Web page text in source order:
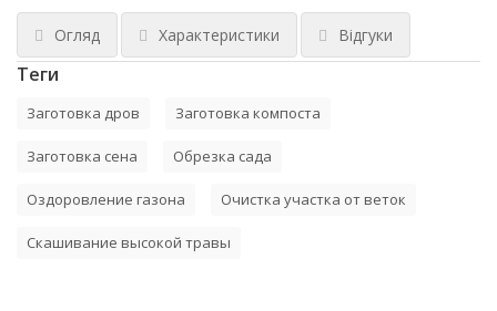
Огляд Характеристики Відгуки
Теги
Заготовка дров Заготовка компоста
Заготовка сена Обрезка сада
Оздоровление газона Очистка участка от веток
Скашивание высокой травы